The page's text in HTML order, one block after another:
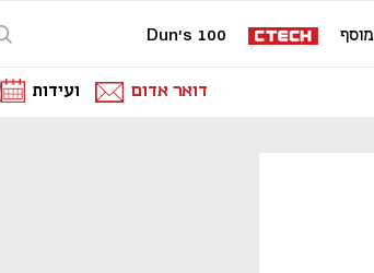
מוסף Dun's 100
דואר אדום ועידות